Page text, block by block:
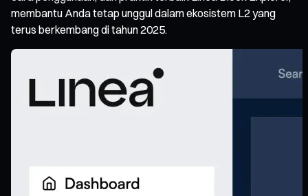
membantu Anda tetap unggul dalam ekosistem L2 yang
terus berkembang di tahun 2025.